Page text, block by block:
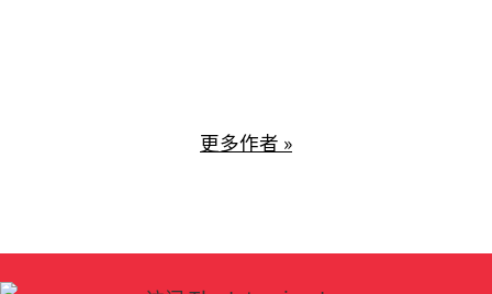
更多作者 »